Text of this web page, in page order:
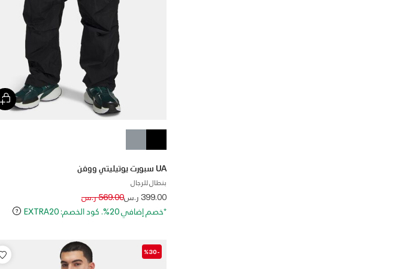
UA سبورت يوتيليتي ووفن
بنطال للرجال
399.00 ر.سPrice reduced from
569.00 ر.سto
*خصم إضافي 20%. كود الخصم: EXTRA20
-%30